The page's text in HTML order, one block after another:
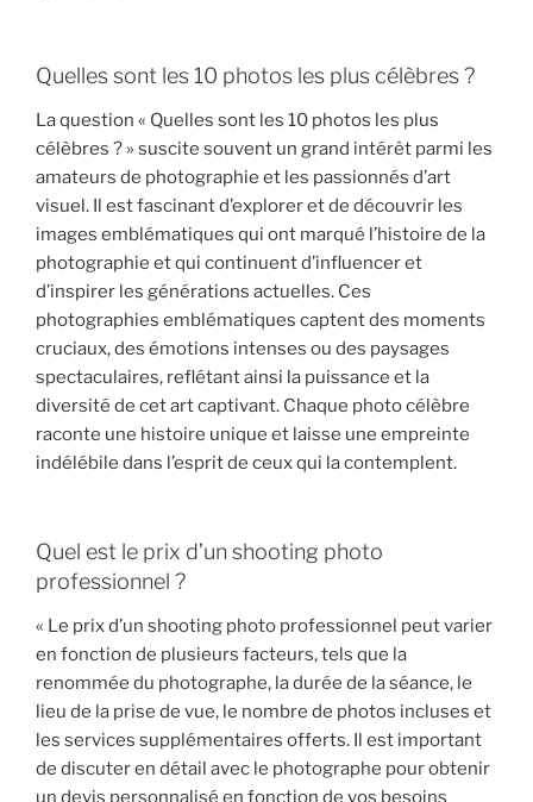
Quelles sont les 10 photos les plus célèbres ?
La question « Quelles sont les 10 photos les plus
célèbres ? » suscite souvent un grand intérêt parmi les
amateurs de photographie et les passionnés d’art
visuel. Il est fascinant d’explorer et de découvrir les
images emblématiques qui ont marqué l’histoire de la
photographie et qui continuent d’influencer et
d’inspirer les générations actuelles. Ces
photographies emblématiques captent des moments
cruciaux, des émotions intenses ou des paysages
spectaculaires, reflétant ainsi la puissance et la
diversité de cet art captivant. Chaque photo célèbre
raconte une histoire unique et laisse une empreinte
indélébile dans l’esprit de ceux qui la contemplent.
Quel est le prix d’un shooting photo
professionnel ?
« Le prix d’un shooting photo professionnel peut varier
en fonction de plusieurs facteurs, tels que la
renommée du photographe, la durée de la séance, le
lieu de la prise de vue, le nombre de photos incluses et
les services supplémentaires offerts. Il est important
de discuter en détail avec le photographe pour obtenir
un devis personnalisé en fonction de vos besoins